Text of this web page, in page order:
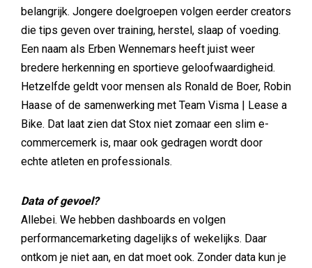
belangrijk. Jongere doelgroepen volgen eerder creators
die tips geven over training, herstel, slaap of voeding.
Een naam als Erben Wennemars heeft juist weer
bredere herkenning en sportieve geloofwaardigheid.
Hetzelfde geldt voor mensen als Ronald de Boer, Robin
Haase of de samenwerking met Team Visma | Lease a
Bike. Dat laat zien dat Stox niet zomaar een slim e-
commercemerk is, maar ook gedragen wordt door
echte atleten en professionals.
Data of gevoel?
Allebei. We hebben dashboards en volgen
performancemarketing dagelijks of wekelijks. Daar
ontkom je niet aan, en dat moet ook. Zonder data kun je